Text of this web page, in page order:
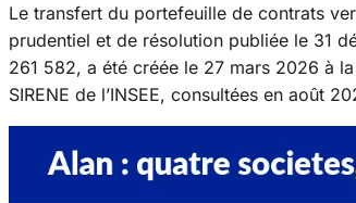
Le transfert du portefeuille de contrats
prudentiel et de résolution publiée le 31
261 582, a été créée le 27 mars 2026 à
SIRENE de l’INSEE, consultées en août